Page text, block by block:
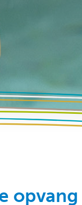
opvang